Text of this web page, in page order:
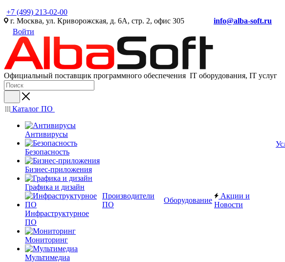
+7 (499) 213-02-00
г. Москва, ул. Криворожская, д. 6А, стр. 2, офис 305 info@alba-soft.ru
Войти
Официальный поставщик программного обеспечения IT оборудования, IT услуг
Каталог ПО
Антивирусы
Безопасность
Бизнес-приложения
Графика и дизайн
Инфраструктурное
ПО
Мониторинг
Мультимедиа
Производители
ПО
Оборудование
Акции и
Новости